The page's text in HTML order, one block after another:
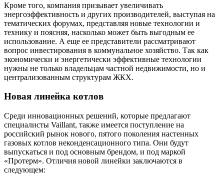
Кроме того, компания призывает увеличивать
энергоэффективность и других производителей, выступая на
тематических форумах, представляя новые технологии и
технику и поясняя, насколько может быть выгодным ее
использование. А еще ее представители рассматривают
вопрос инвестирования в коммунальное хозяйство. Так как
экономически и энергетически эффективные технологии
нужны не только владельцам частной недвижимости, но и
централизованным структурам ЖКХ.
Новая линейка котлов
Среди инновационных решений, которые предлагают
специалисты Vaillant, также имеется поступление на
российский рынок нового, пятого поколения настенных
газовых котлов неконденсационного типа. Они будут
выпускаться и под основным брендом, и под маркой
«Протерм». Отличия новой линейки заключаются в
следующем: